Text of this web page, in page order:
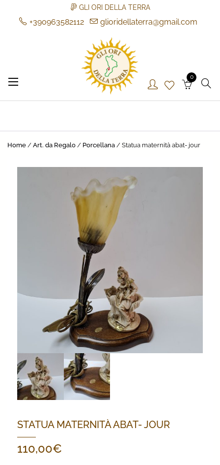
GLI ORI DELLA TERRA
+390963582112
glioridellaterra@gmail.com
Gli Ori della Terra
Gli Ori della Terra
0
Home / Art. da Regalo / Porcellana / Statua maternità abat- jour
STATUA MATERNITÀ ABAT- JOUR
110,00€